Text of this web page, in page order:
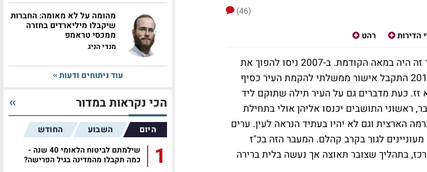
(46)
הדירות רהט
בעבר נבנו מספר ערים כפתרון למגזר החרדי בלבד, אך זה היה במאה הקודמת. ב-2007 ניסו להפוך את
חריש לעיר עבור חרדים בלבד – אך הניסיון כשל. ב-2013 התקבל אישור ממשלתי להקמת העיר כסיף
זז. כעת מדברים גם על העיר תילה שתוקם ליד
ראשוני התושבים יכנסו אליהן אולי בתחילת
ברמה הארצית וגם לא יהיו בעתיד הנראה לעין. ערים
לגור בקרב קהלם. המעבר הזה בכ"ז
בתהליך שצובר תאוצה אך נעשה בלית ברירה
מהומה על לא מאומה: החברות
שיקבלו מיליארדים בחזרה
ממכסי טראמפ
מנדי הניג
עוד ניתוחים ודעות
הכי נקראות במדור
היום השבוע החודש
1
שילמתם לביטוח הלאומי 40 שנה -
כמה תקבלו מהמדינה בגיל הפרישה?